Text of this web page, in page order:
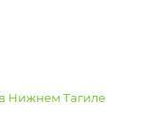
Нижнем Тагиле